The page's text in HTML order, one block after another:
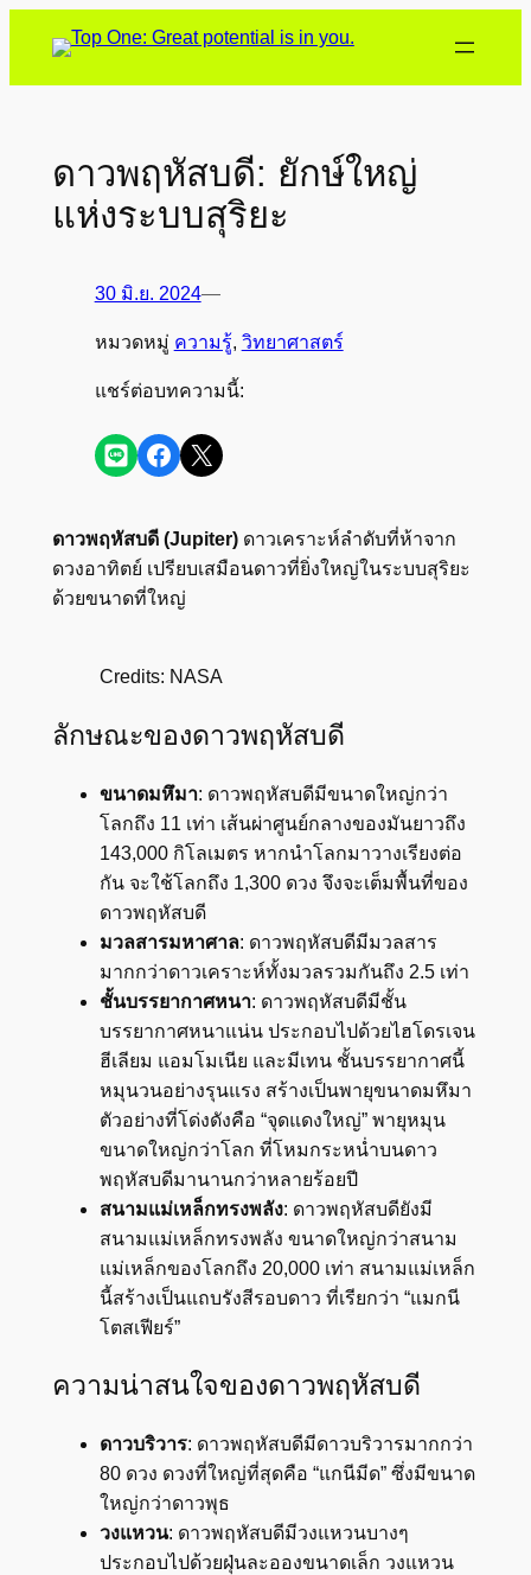
ยัง
ดาวพฤหัสบดี: ยักษ์ใหญ่
แห่งระบบสุริยะ
30 มิ.ย. 2024—
หมวดหมู่ ความรู้, วิทยาศาสตร์
แชร์ต่อบทความนี้:
Share on LINEShare on Facebook
Share on X
ดาวพฤหัสบดี (Jupiter)ดาวเคราะห์ลำดับที่ห้าจาก
ดวงอาทิตย์ เปรียบเสมือนดาวที่ยิ่งใหญ่ในระบบสุริยะ
ด้วยขนาดที่ใหญ่
Credits: NASA
ลักษณะของดาวพฤหัสบดี
ขนาดมหึมา: ดาวพฤหัสบดีมีขนาดใหญ่กว่า
โลกถึง 11 เท่า เส้นผ่าศูนย์กลางของมันยาวถึง
143,000 กิโลเมตร หากนำโลกมาวางเรียงต่อ
กัน จะใช้โลกถึง 1,300 ดวง จึงจะเต็มพื้นที่ของ
ดาวพฤหัสบดี
มวลสารมหาศาล: ดาวพฤหัสบดีมีมวลสาร
มากกว่าดาวเคราะห์ทั้งมวลรวมกันถึง 2.5 เท่า
ชั้นบรรยากาศหนา: ดาวพฤหัสบดีมีชั้น
บรรยากาศหนาแน่น ประกอบไปด้วยไฮโดรเจน
ฮีเลียม แอมโมเนีย และมีเทน ชั้นบรรยากาศนี้
หมุนวนอย่างรุนแรง สร้างเป็นพายุขนาดมหึมา
ตัวอย่างที่โด่งดังคือ “จุดแดงใหญ่” พายุหมุน
ขนาดใหญ่กว่าโลก ที่โหมกระหน่ำบนดาว
พฤหัสบดีมานานกว่าหลายร้อยปี
สนามแม่เหล็กทรงพลัง: ดาวพฤหัสบดียังมี
สนามแม่เหล็กทรงพลัง ขนาดใหญ่กว่าสนาม
แม่เหล็กของโลกถึง 20,000 เท่า สนามแม่เหล็ก
นี้สร้างเป็นแถบรังสีรอบดาว ที่เรียกว่า “แมกนี
โตสเฟียร์”
ความน่าสนใจของดาวพฤหัสบดี
ดาวบริวาร: ดาวพฤหัสบดีมีดาวบริวารมากกว่า
80 ดวง ดวงที่ใหญ่ที่สุดคือ “แกนีมีด” ซึ่งมีขนาด
ใหญ่กว่าดาวพุธ
วงแหวน: ดาวพฤหัสบดีมีวงแหวนบางๆ
ประกอบไปด้วยฝุ่นละอองขนาดเล็ก วงแหวน